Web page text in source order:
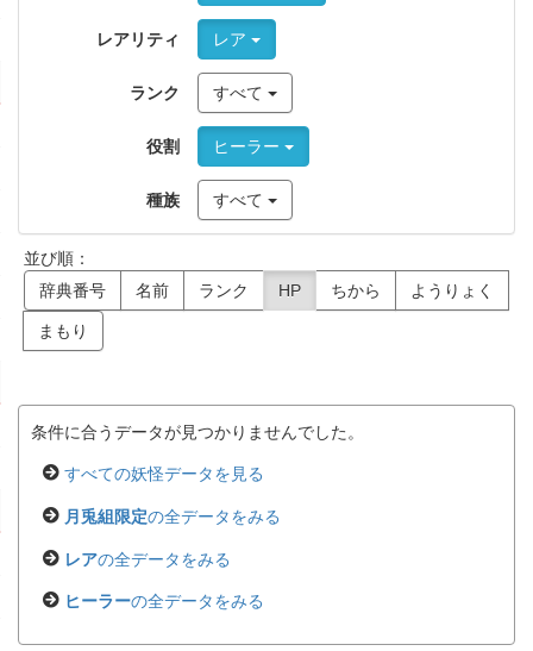
レアリティ レア
ランク すべて
役割 ヒーラー
種族 すべて
並び順：
辞典番号
名前 ランク HP ちから ようりょく
まもり
条件に合うデータが見つかりませんでした。
すべての妖怪データを見る
月兎組限定の全データをみる
レアの全データをみる
ヒーラーの全データをみる